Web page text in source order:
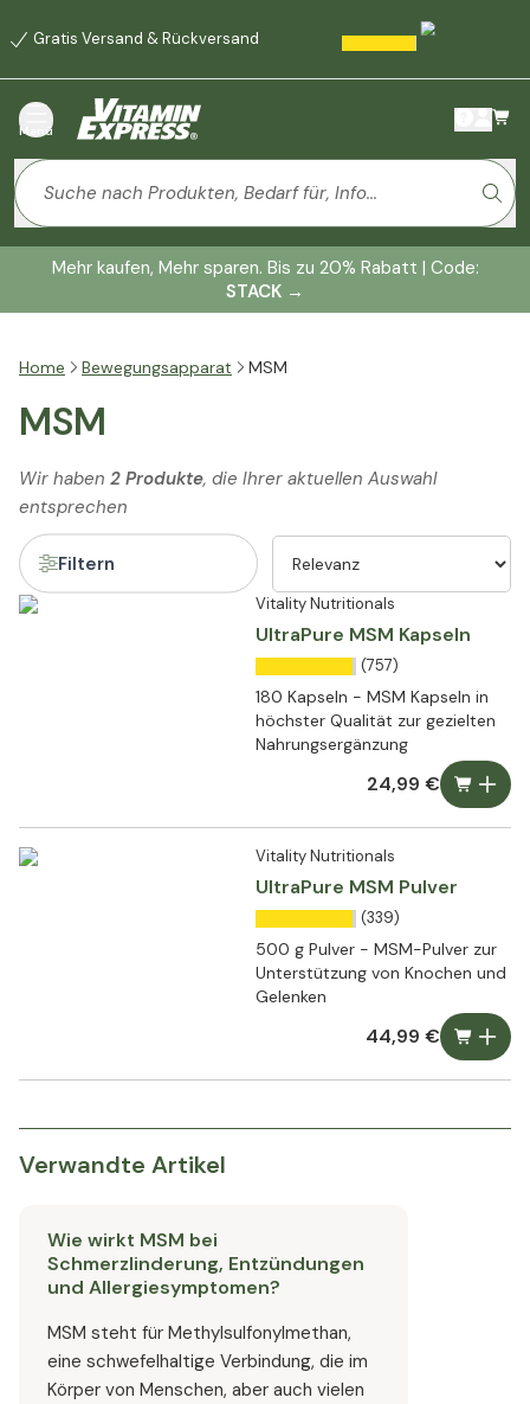
Gratis Versand & Rückversand
Menü
Mehr kaufen, Mehr sparen. Bis zu 20% Rabatt | Code:
STACK →
Home Bewegungsapparat MSM
MSM
Wir haben 2 Produkte, die Ihrer aktuellen Auswahl
entsprechen
Filtern
Vitality Nutritionals
UltraPure MSM Kapseln
(757)
180 Kapseln - MSM Kapseln in
höchster Qualität zur gezielten
Nahrungsergänzung
24,99 €
Vitality Nutritionals
UltraPure MSM Pulver
(339)
500 g Pulver - MSM-Pulver zur
Unterstützung von Knochen und
Gelenken
44,99 €
Verwandte Artikel
Wie wirkt MSM bei
Schmerzlinderung, Entzündungen
und Allergiesymptomen?
MSM steht für Methylsulfonylmethan,
eine schwefelhaltige Verbindung, die im
Körper von Menschen, aber auch vielen